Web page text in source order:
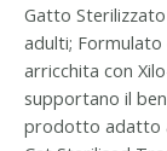
Gatto
adulti; Formulato
arricchita con
supportano il
prodotto adatto